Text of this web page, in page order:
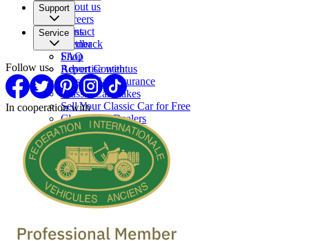
About us
Careers
Press
Partner
Support
Contact
Feedback
FAQ
Report Content
Service
Shop
Advertise with us
Classic Car Insurance
Classic Car makes
Sell Your Classic Car for Free
Classic Car Dealers
Follow us
In cooperation with